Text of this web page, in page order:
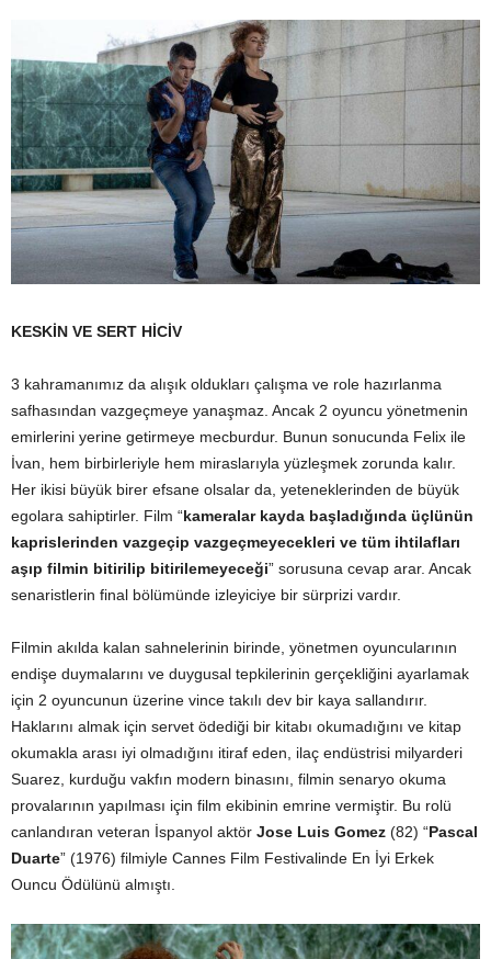
KESKİN VE SERT HİCİV
3 kahramanımız da alışık oldukları çalışma ve role hazırlanma
safhasından vazgeçmeye yanaşmaz. Ancak 2 oyuncu yönetmenin
emirlerini yerine getirmeye mecburdur. Bunun sonucunda Felix ile
İvan, hem birbirleriyle hem miraslarıyla yüzleşmek zorunda kalır.
Her ikisi büyük birer efsane olsalar da, yeteneklerinden de büyük
egolara sahiptirler. Film “kameralar kayda başladığında üçlünün
kaprislerinden vazgeçip vazgeçmeyecekleri ve tüm ihtilafları
aşıp filmin bitirilip bitirilemeyeceği” sorusuna cevap arar. Ancak
senaristlerin final bölümünde izleyiciye bir sürprizi vardır.
Filmin akılda kalan sahnelerinin birinde, yönetmen oyuncularının
endişe duymalarını ve duygusal tepkilerinin gerçekliğini ayarlamak
için 2 oyuncunun üzerine vince takılı dev bir kaya sallandırır.
Haklarını almak için servet ödediği bir kitabı okumadığını ve kitap
okumakla arası iyi olmadığını itiraf eden, ilaç endüstrisi milyarderi
Suarez, kurduğu vakfın modern binasını, filmin senaryo okuma
provalarının yapılması için film ekibinin emrine vermiştir. Bu rolü
canlandıran veteran İspanyol aktör Jose Luis Gomez (82) “Pascal
Duarte” (1976) filmiyle Cannes Film Festivalinde En İyi Erkek
Ouncu Ödülünü almıştı.